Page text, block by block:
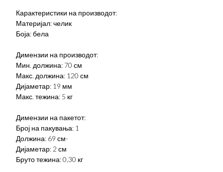
Карактеристики на производот:
Материјал: челик
Боја: бела
Димензии на производот:
Мин. должина: 70 см
Макс. должина: 120 см
Дијаметар: 19 мм
Макс. тежина: 5 кг
Димензии на пакетот:
Број на пакувања: 1
Должина: 69 см-
Дијаметар: 2 см
Бруто тежина: 0,30 кг